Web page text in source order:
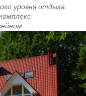
уровня отдыха.